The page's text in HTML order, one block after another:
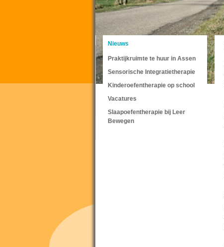
Nieuws
Praktijkruimte te huur in Assen
Sensorische Integratietherapie
Kinderoefentherapie op school
Vacatures
Slaapoefentherapie bij Leer
Bewegen